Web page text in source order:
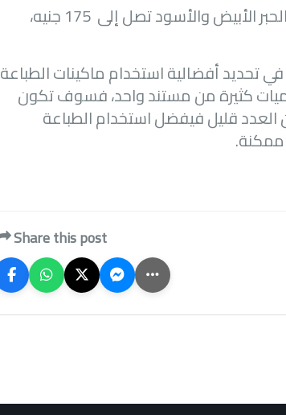
نجد تكلفة 1 كيلو جرام من الحبر الأبيض والأسود تصل إلى 175 جنيه،
تحديد أفضالية استخدام ماكينات الطباعة
كميات كثيرة من مستند واحد، فسوف تكون
العدد قليل فيفضل استخدام الطباعة
ممكنة.
Share this post